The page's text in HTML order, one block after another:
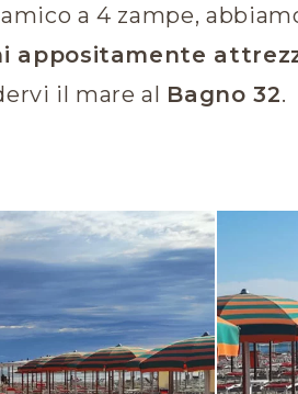
a 4 zampe,
appositamente
il mare al Bagno 32.